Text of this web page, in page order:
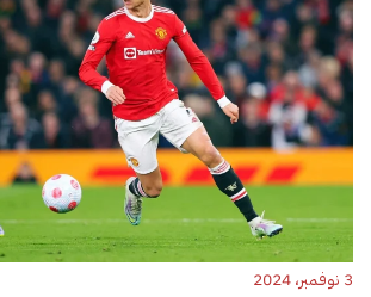
3 نوفمبر، 2024